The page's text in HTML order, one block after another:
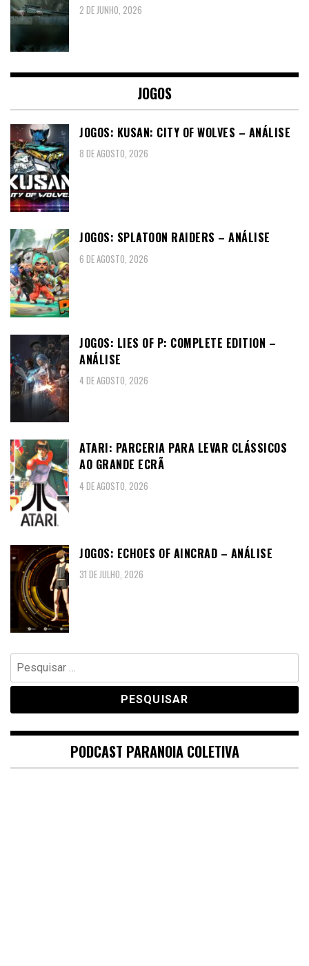
2 DE JUNHO, 2026
JOGOS
JOGOS: KUSAN: CITY OF WOLVES – ANÁLISE
8 DE AGOSTO, 2026
JOGOS: SPLATOON RAIDERS – ANÁLISE
6 DE AGOSTO, 2026
JOGOS: LIES OF P: COMPLETE EDITION –
ANÁLISE
4 DE AGOSTO, 2026
ATARI: PARCERIA PARA LEVAR CLÁSSICOS
AO GRANDE ECRÃ
4 DE AGOSTO, 2026
JOGOS: ECHOES OF AINCRAD – ANÁLISE
31 DE JULHO, 2026
Pesquisar
por:
PODCAST PARANOIA COLETIVA